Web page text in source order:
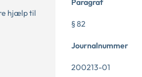
hjælp til
Paragraf
§ 82
Journalnummer
200213-01